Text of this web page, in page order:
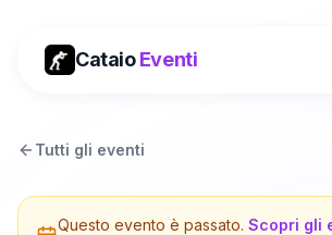
CataioEventi
Tutti gli eventi
Questo evento è passato. Scopri gli